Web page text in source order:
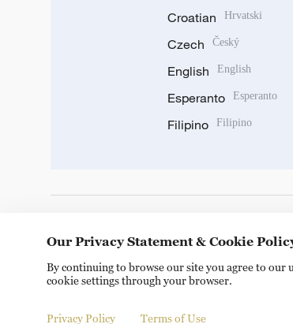
Croatian Hrvatski
Czech Český
English English
Esperanto Esperanto
Filipino Filipino
Our Privacy Statement & Cookie
By continuing to browse our site you agree to our
cookie settings through your browser.
Privacy Policy Terms of Use